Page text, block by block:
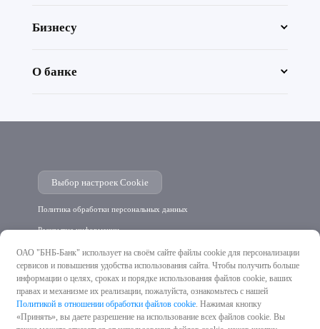
Бизнесу
О банке
ОАО "БНБ-Банк" использует на своём сайте файлы cookie для персонализации
сервисов и повышения удобства использования сайта. Чтобы получить больше
информации о целях, сроках и порядке использования файлов cookie, ваших
правах и механизме их реализации, пожалуйста, ознакомьтесь с нашей
Политикой в отношении обработки файлов cookie. Нажимая кнопку
«Принять», вы даете разрешение на использование всех файлов cookie. Вы
Выбор настроек Cookie
Политика обработки персональных данных
Раскрытие информации
Лицензия на осуществление банковской деятельности НБ РБ №10 от